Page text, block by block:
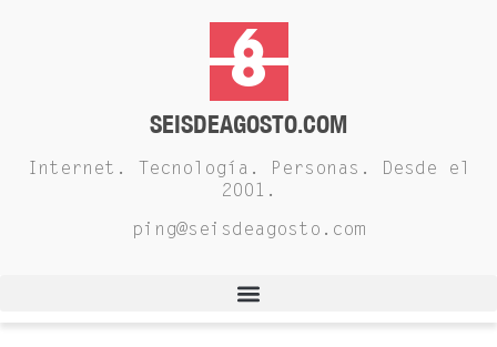
SEISDEAGOSTO.COM
Internet. Tecnología. Personas. Desde el
2001.
ping@seisdeagosto.com